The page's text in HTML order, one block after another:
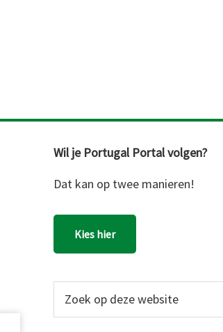
Wil je Portugal Portal volgen?
Dat kan op twee manieren!
Kies hier